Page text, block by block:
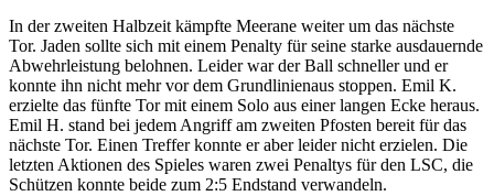
In der zweiten Halbzeit kämpfte Meerane weiter um das nächste
Tor. Jaden sollte sich mit einem Penalty für seine starke ausdauernde
Abwehrleistung belohnen. Leider war der Ball schneller und er
konnte ihn nicht mehr vor dem Grundlinienaus stoppen. Emil K.
erzielte das fünfte Tor mit einem Solo aus einer langen Ecke heraus.
Emil H. stand bei jedem Angriff am zweiten Pfosten bereit für das
nächste Tor. Einen Treffer konnte er aber leider nicht erzielen. Die
letzten Aktionen des Spieles waren zwei Penaltys für den LSC, die
Schützen konnte beide zum 2:5 Endstand verwandeln.